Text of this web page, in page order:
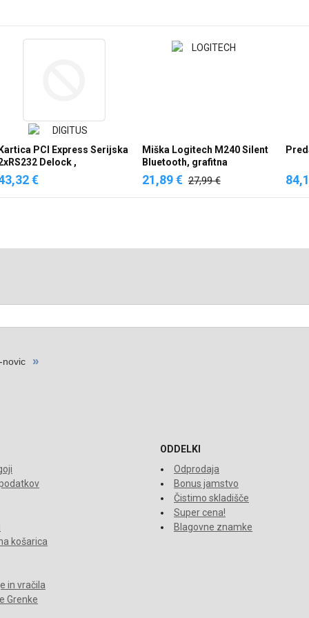
Miška Logitech M240 Silent
Bluetooth, grafitna
21,89 €
Predal za denar MK-410
84,18 €
košarica
in vračila
Grenke
ODDELKI
Odprodaja
Bonus jamstvo
Čistimo skladišče
Super cena!
Blagovne znamke